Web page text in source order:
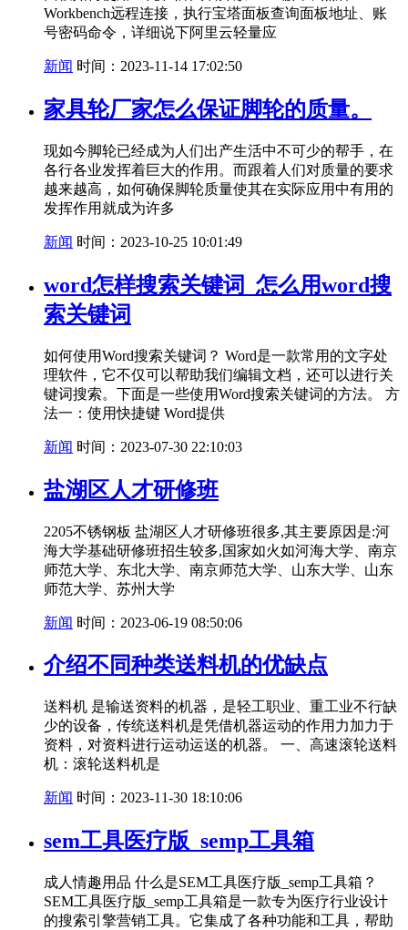
Workbench远程连接，执行宝塔面板查询面板地址、账
号密码命令，详细说下阿里云轻量应
新闻 时间：2023-11-14 17:02:50
家具轮厂家怎么保证脚轮的质量。
现如今脚轮已经成为人们出产生活中不可少的帮手，在
各行各业发挥着巨大的作用。而跟着人们对质量的要求
越来越高，如何确保脚轮质量使其在实际应用中有用的
发挥作用就成为许多
新闻 时间：2023-10-25 10:01:49
word怎样搜索关键词_怎么用word搜
索关键词
如何使用Word搜索关键词？ Word是一款常用的文字处
理软件，它不仅可以帮助我们编辑文档，还可以进行关
键词搜索。下面是一些使用Word搜索关键词的方法。 方
法一：使用快捷键 Word提供
新闻 时间：2023-07-30 22:10:03
盐湖区人才研修班
2205不锈钢板 盐湖区人才研修班很多,其主要原因是:河
海大学基础研修班招生较多,国家如火如河海大学、南京
师范大学、东北大学、南京师范大学、山东大学、山东
师范大学、苏州大学
新闻 时间：2023-06-19 08:50:06
介绍不同种类送料机的优缺点
送料机 是输送资料的机器，是轻工职业、重工业不行缺
少的设备，传统送料机是凭借机器运动的作用力加力于
资料，对资料进行运动运送的机器。 一、高速滚轮送料
机：滚轮送料机是
新闻 时间：2023-11-30 18:10:06
sem工具医疗版_semp工具箱
成人情趣用品 什么是SEM工具医疗版_semp工具箱？
SEM工具医疗版_semp工具箱是一款专为医疗行业设计
的搜索引擎营销工具。它集成了各种功能和工具，帮助